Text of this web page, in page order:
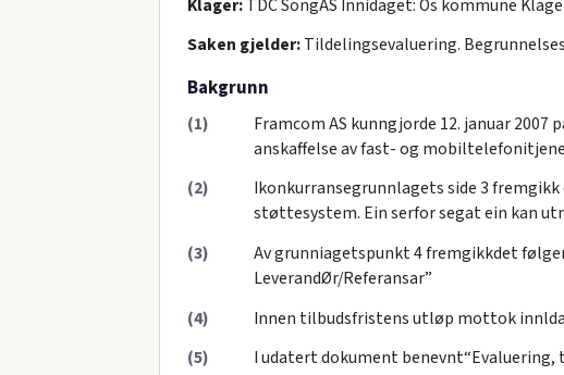
Klager:TDC SongAS Innidaget: Os kommune
Saken gjelder:Tildelingsevaluering.
Bakgrunn
(1)
Framcom AS kunngjorde 12. januar
anskaffelse av fast- og
(2)
Ikonkurransegrunnlagets side 3
støttesystem. Ein serfor segat ein kan
(3)
Av grunniagetspunkt 4 fremgikkdet
LeverandØr/Referansar”
(4)
Innen tilbudsfristens utløp mottok
(5)
I udatert dokument